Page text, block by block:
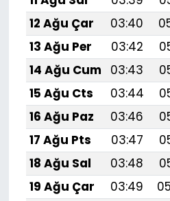
12 Ağu Çar
03:40
13 Ağu Per
03:42
14 Ağu Cum
03:43
15 Ağu Cts
03:44
16 Ağu Paz
03:46
17 Ağu Pts
03:47
18 Ağu Sal
03:48
19 Ağu Çar
03:49